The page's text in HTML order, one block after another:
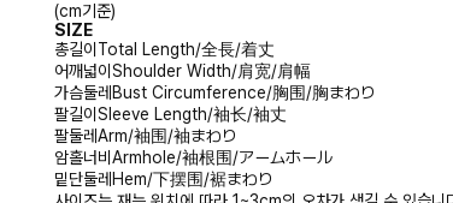
(cm기준)
SIZE
총길이 Total Length/全長/着丈
어깨넓이 Shoulder Width/肩宽/肩幅
가슴둘레 Bust Circumference/胸围/胸まわり
팔길이 Sleeve Length/袖长/袖丈
팔둘레Arm/袖围/袖まわり
암홀너비 Armhole/袖根围/アームホール
밑단둘레 Hem/下摆围/裾まわり